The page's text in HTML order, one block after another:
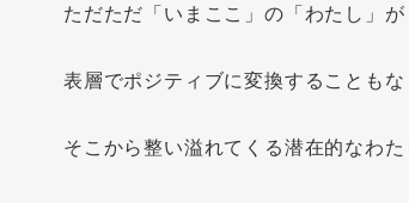
ただただ「いまここ」の「わたし」が
表層でポジティブに変換することも
そこから整い溢れてくる潜在的なわ